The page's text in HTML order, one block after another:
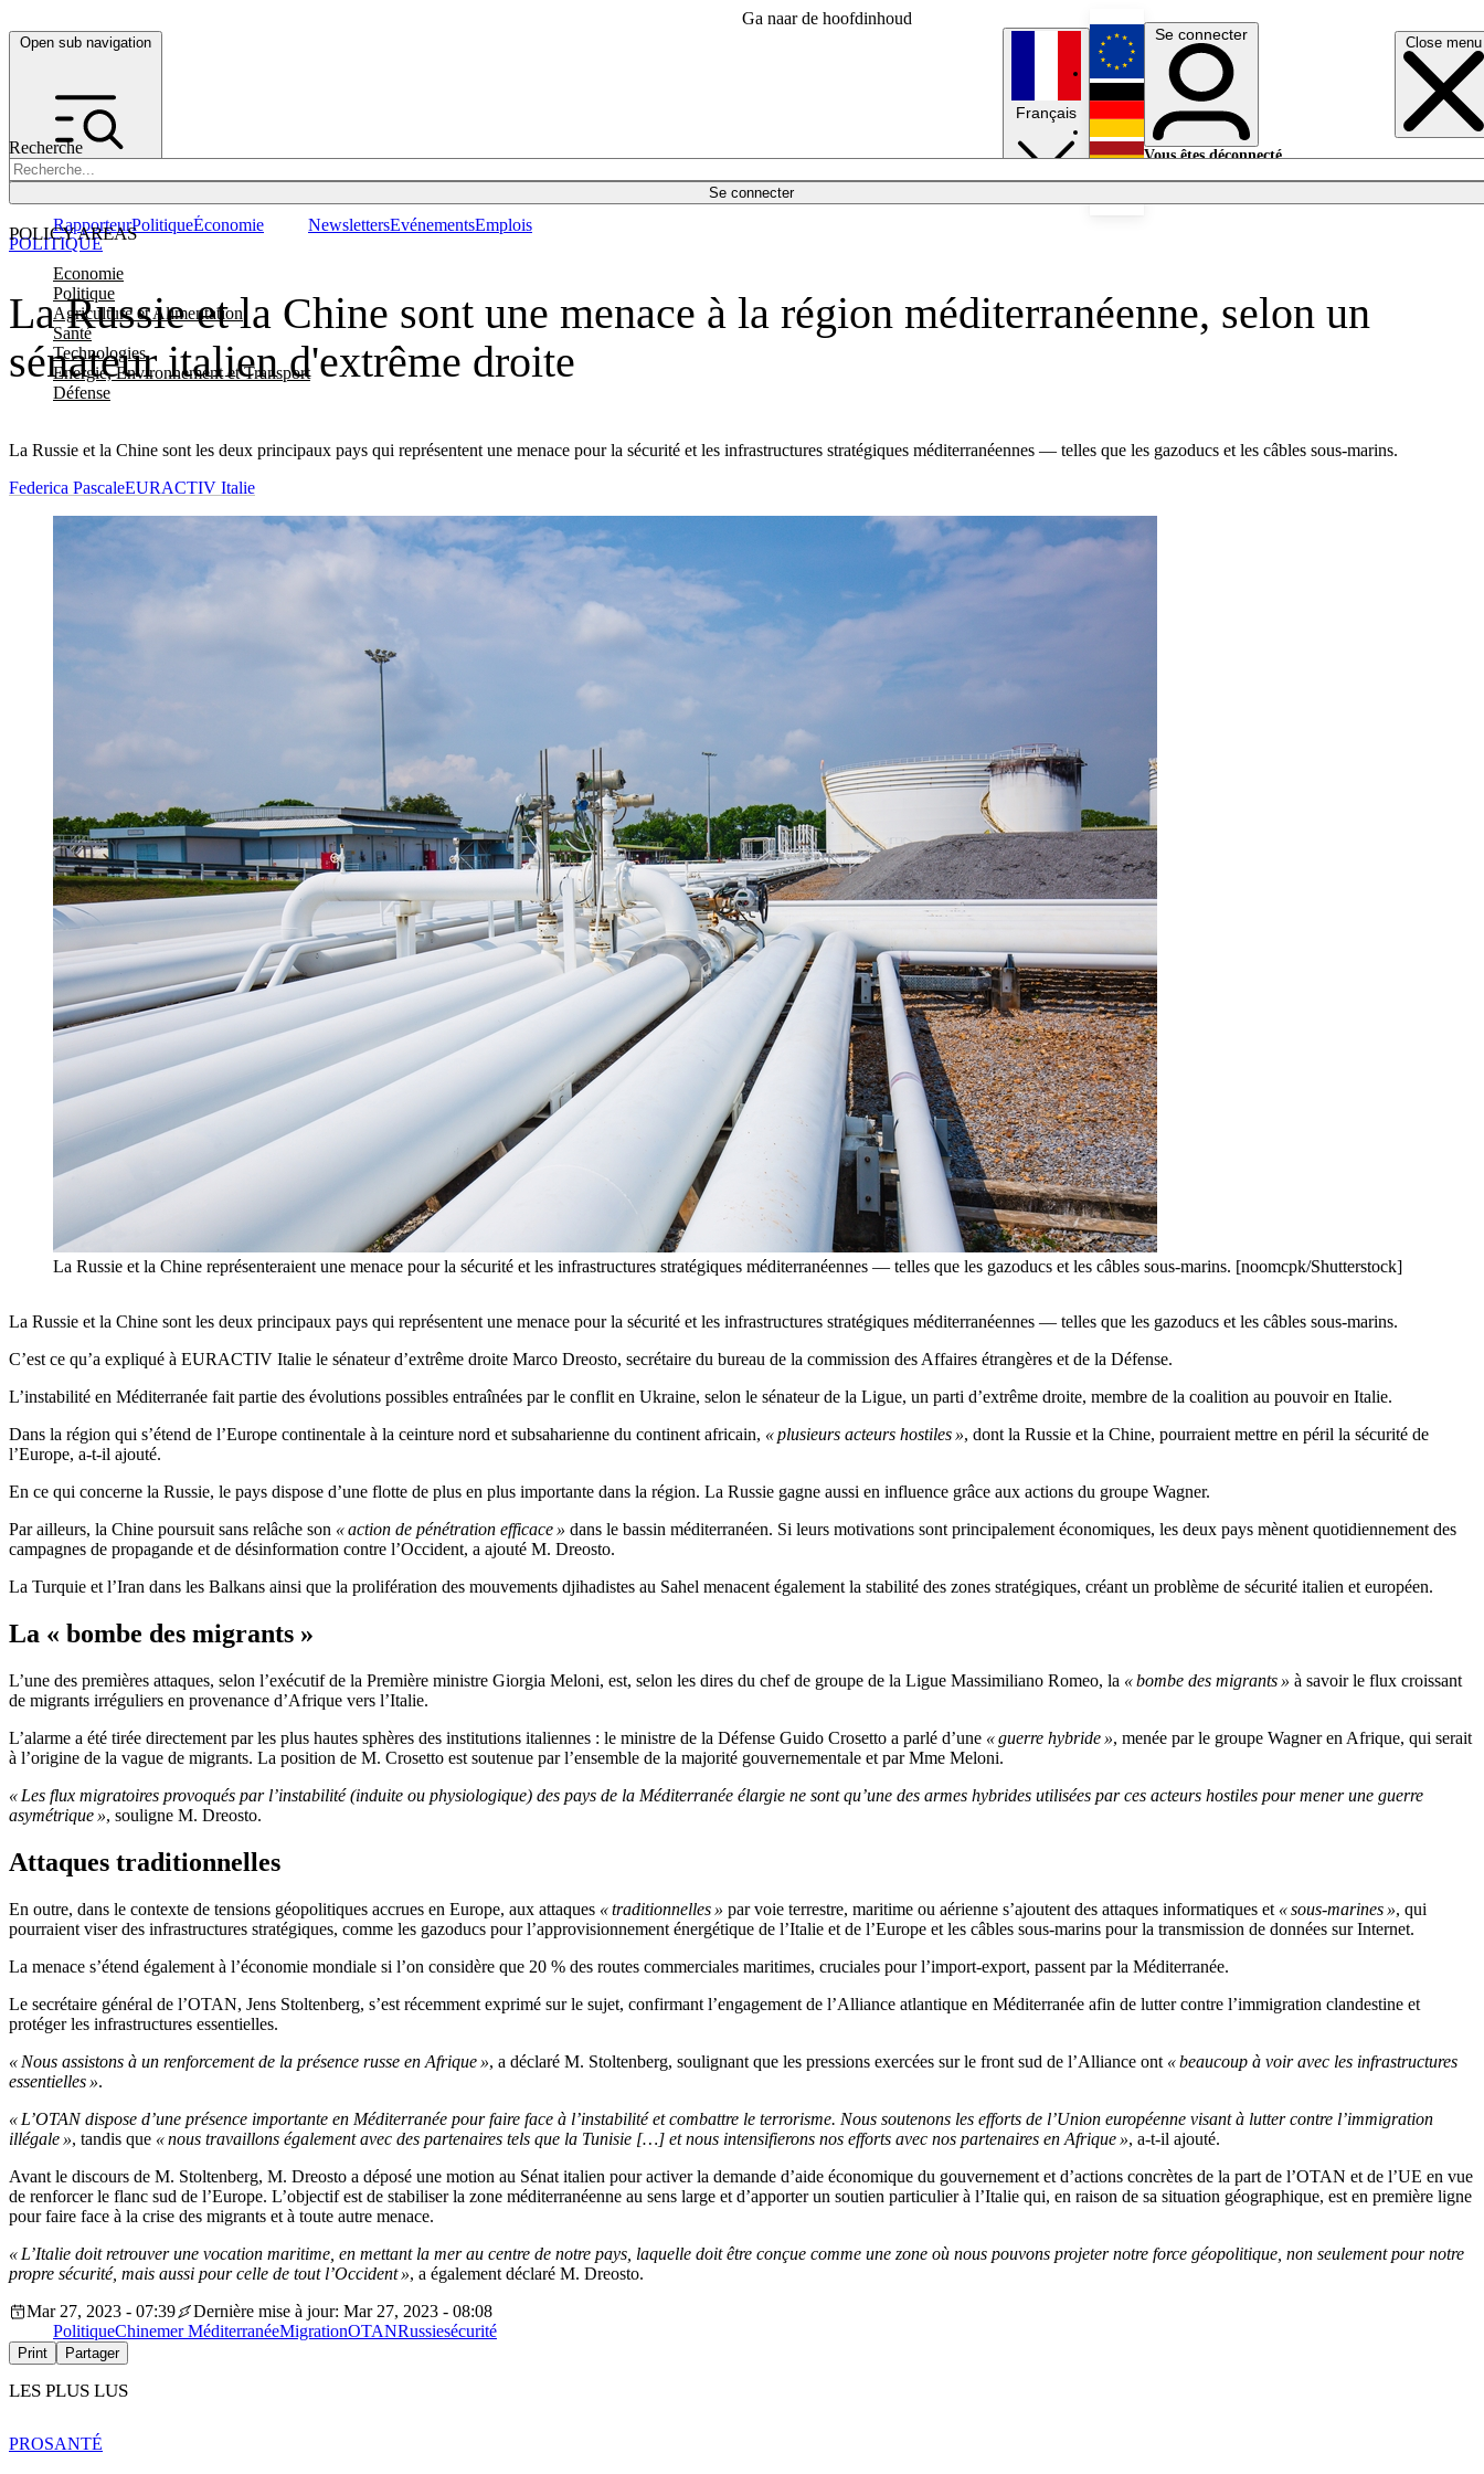
Ga naar de hoofdinhoud
Open sub navigation Close menu
Recherche
Se connecter
POLICY AREAS
Economie
Politique
Agriculture et Alimentation
Santé
Technologies
Energie, Environnement et Transport
Défense
RapporteurPolitiqueÉconomie NewslettersEvénementsEmplois
Français
English
Deutsch
Se connecter
Vous êtes déconnecté.
La Russie et la Chine sont une menace à la région méditerranéenne, selon un
sénateur italien d'extrême droite
La Russie et la Chine sont les deux principaux pays qui représentent une menace pour la sécurité et les infrastructures stratégiques méditerranéennes — telles que les gazoducs et les câbles sous-marins.
POLITIQUE
Federica PascaleEURACTIV Italie
La Russie et la Chine représenteraient une menace pour la sécurité et les infrastructures stratégiques méditerranéennes — telles que les gazoducs et les câbles sous-marins. [noomcpk/Shutterstock]
La Russie et la Chine sont les deux principaux pays qui représentent une menace pour la sécurité et les infrastructures stratégiques méditerranéennes — telles que les gazoducs et les câbles sous-marins.
C’est ce qu’a expliqué à EURACTIV Italie le sénateur d’extrême droite Marco Dreosto, secrétaire du bureau de la commission des Affaires étrangères et de la Défense.
L’instabilité en Méditerranée fait partie des évolutions possibles entraînées par le conflit en Ukraine, selon le sénateur de la Ligue, un parti d’extrême droite, membre de la coalition au pouvoir en Italie.
Dans la région qui s’étend de l’Europe continentale à la ceinture nord et subsaharienne du continent africain, « plusieurs acteurs hostiles », dont la Russie et la Chine, pourraient mettre en péril la sécurité de
l’Europe, a-t-il ajouté.
En ce qui concerne la Russie, le pays dispose d’une flotte de plus en plus importante dans la région. La Russie gagne aussi en influence grâce aux actions du groupe Wagner.
Par ailleurs, la Chine poursuit sans relâche son « action de pénétration efficace » dans le bassin méditerranéen. Si leurs motivations sont principalement économiques, les deux pays mènent quotidiennement des
campagnes de propagande et de désinformation contre l’Occident, a ajouté M. Dreosto.
La Turquie et l’Iran dans les Balkans ainsi que la prolifération des mouvements djihadistes au Sahel menacent également la stabilité des zones stratégiques, créant un problème de sécurité italien et européen.
La « bombe des migrants »
L’une des premières attaques, selon l’exécutif de la Première ministre Giorgia Meloni, est, selon les dires du chef de groupe de la Ligue Massimiliano Romeo, la « bombe des migrants » à savoir le flux croissant
de migrants irréguliers en provenance d’Afrique vers l’Italie.
L’alarme a été tirée directement par les plus hautes sphères des institutions italiennes : le ministre de la Défense Guido Crosetto a parlé d’une « guerre hybride », menée par le groupe Wagner en Afrique, qui serait
à l’origine de la vague de migrants. La position de M. Crosetto est soutenue par l’ensemble de la majorité gouvernementale et par Mme Meloni.
« Les flux migratoires provoqués par l’instabilité (induite ou physiologique) des pays de la Méditerranée élargie ne sont qu’une des armes hybrides utilisées par ces acteurs hostiles pour mener une guerre
asymétrique », souligne M. Dreosto.
Attaques traditionnelles
En outre, dans le contexte de tensions géopolitiques accrues en Europe, aux attaques « traditionnelles » par voie terrestre, maritime ou aérienne s’ajoutent des attaques informatiques et « sous-marines », qui
pourraient viser des infrastructures stratégiques, comme les gazoducs pour l’approvisionnement énergétique de l’Italie et de l’Europe et les câbles sous-marins pour la transmission de données sur Internet.
La menace s’étend également à l’économie mondiale si l’on considère que 20 % des routes commerciales maritimes, cruciales pour l’import-export, passent par la Méditerranée.
Le secrétaire général de l’OTAN, Jens Stoltenberg, s’est récemment exprimé sur le sujet, confirmant l’engagement de l’Alliance atlantique en Méditerranée afin de lutter contre l’immigration clandestine et
protéger les infrastructures essentielles.
« Nous assistons à un renforcement de la présence russe en Afrique », a déclaré M. Stoltenberg, soulignant que les pressions exercées sur le front sud de l’Alliance ont « beaucoup à voir avec les infrastructures
essentielles ».
« L’OTAN dispose d’une présence importante en Méditerranée pour faire face à l’instabilité et combattre le terrorisme. Nous soutenons les efforts de l’Union européenne visant à lutter contre l’immigration
illégale », tandis que « nous travaillons également avec des partenaires tels que la Tunisie […] et nous intensifierons nos efforts avec nos partenaires en Afrique », a-t-il ajouté.
Avant le discours de M. Stoltenberg, M. Dreosto a déposé une motion au Sénat italien pour activer la demande d’aide économique du gouvernement et d’actions concrètes de la part de l’OTAN et de l’UE en vue
de renforcer le flanc sud de l’Europe. L’objectif est de stabiliser la zone méditerranéenne au sens large et d’apporter un soutien particulier à l’Italie qui, en raison de sa situation géographique, est en première ligne
pour faire face à la crise des migrants et à toute autre menace.
« L’Italie doit retrouver une vocation maritime, en mettant la mer au centre de notre pays, laquelle doit être conçue comme une zone où nous pouvons projeter notre force géopolitique, non seulement pour notre
propre sécurité, mais aussi pour celle de tout l’Occident », a également déclaré M. Dreosto.
Mar 27, 2023 - 07:39
Dernière mise à jour: Mar 27, 2023 - 08:08
PolitiqueChinemer MéditerranéeMigrationOTANRussiesécurité
Print Partager
LES PLUS LUS
PROSANTÉ